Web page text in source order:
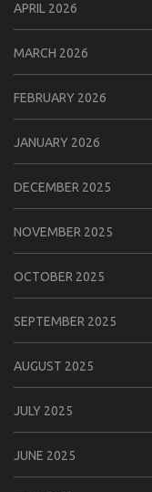
APRIL 2026
MARCH 2026
FEBRUARY 2026
JANUARY 2026
DECEMBER 2025
NOVEMBER 2025
OCTOBER 2025
SEPTEMBER 2025
AUGUST 2025
JULY 2025
JUNE 2025